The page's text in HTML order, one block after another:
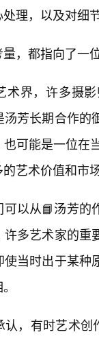
理，以及对细
，都指向了一
术界，许多摄
芳长期合作
可能是一位在
艺术价值和市
以从📘汤芳的
多艺术家的
当时出于某
，有时艺术